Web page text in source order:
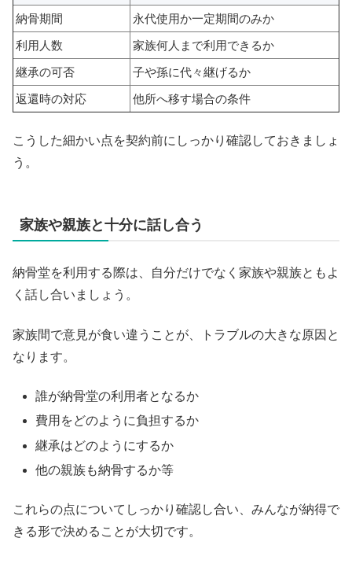
納骨期間
永代使用か一定期間のみか
利用人数
家族何人まで利用できるか
継承の可否
子や孫に代々継げるか
返還時の対応
他所へ移す場合の条件
こうした細かい点を契約前にしっかり確認しておきましょ
う。
家族や親族と十分に話し合う
納骨堂を利用する際は、自分だけでなく家族や親族ともよ
く話し合いましょう。
家族間で意見が食い違うことが、トラブルの大きな原因と
なります。
誰が納骨堂の利用者となるか
費用をどのように負担するか
継承はどのようにするか
他の親族も納骨するか等
これらの点についてしっかり確認し合い、みんなが納得で
きる形で決めることが大切です。